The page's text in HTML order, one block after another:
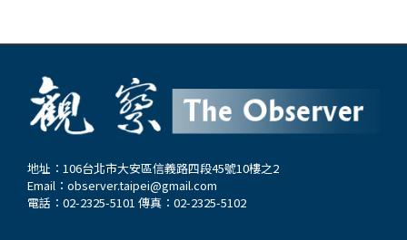
斯希望獲得更多武器彈藥補充，以加強在烏克蘭的
作戰行動。今年1月10日，美國及其盟邦共同譴責
俄羅斯使用北韓的短程導彈攻擊烏克蘭，違反了聯
範。 G7中最有實力的美國，一再宣揚航行自由權
及以規則為基礎的國際秩序，但規則是以強大的武
力為後盾，這套國際秩序其實是保障自身利益的叢
戰爭，顯示備戰並不能止戰，一如民主自由不等同
於政治正確。 台灣剛落幕的選舉，勝選一方恰好
是口號式民主與備戰的代表。任何一個制度若不經
地址：106台北市大安區信義路四段45號10樓之2
Email： observer.taipei@gmail.com
電話：02-2325-5101 傳真：02-2325-5102